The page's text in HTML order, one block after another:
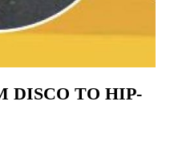
DISCO TO HIP-